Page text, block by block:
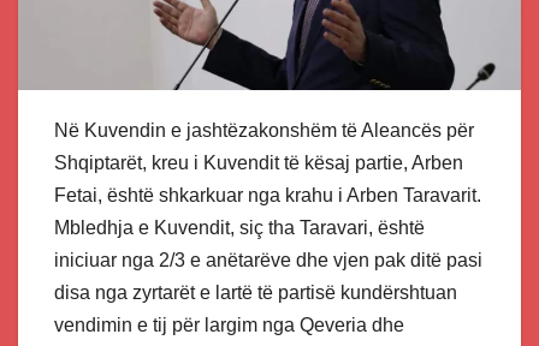
Në Kuvendin e jashtëzakonshëm të Aleancës për
Shqiptarët, kreu i Kuvendit të kësaj partie, Arben
Fetai, është shkarkuar nga krahu i Arben Taravarit.
Mbledhja e Kuvendit, siç tha Taravari, është
iniciuar nga 2/3 e anëtarëve dhe vjen pak ditë pasi
disa nga zyrtarët e lartë të partisë kundërshtuan
vendimin e tij për largim nga Qeveria dhe